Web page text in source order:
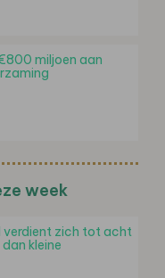
miljoen aan
week
verdient zich tot acht
kleine